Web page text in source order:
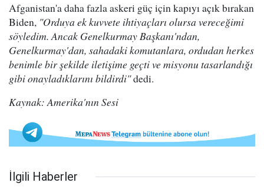
Afganistan'a daha fazla askeri güç için kapıyı açık bırakan
Biden, "Orduya ek kuvvete ihtiyaçları olursa vereceğimi
söyledim. Ancak Genelkurmay Başkanı'ndan,
Genelkurmay'dan, sahadaki komutanlara, ordudan herkes
benimle bir şekilde iletişime geçti ve misyonu tasarlandığı
gibi onayladıklarını bildirdi"dedi.
Kaynak: Amerika'nın Sesi
İlgili Haberler